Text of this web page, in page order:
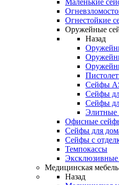
Маленькие
Огнестойкие
Оружейные
Назад
Сейфы
Сейфы
Сейфы
Элитные
Офисные
Сейфы для
Сейфы с
Темпокассы
Медицинская
Назад